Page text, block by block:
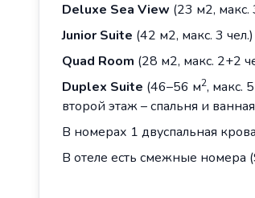
Deluxe Sea View (23 м2,
Junior Suite (42 м2, макс. 3
Quad Room (28 м2, макс. 2+2
Duplex Suite (46–56 м2, макс.
второй этаж – спальня и
В номерах 1 двуспальная
В отеле есть смежные номера